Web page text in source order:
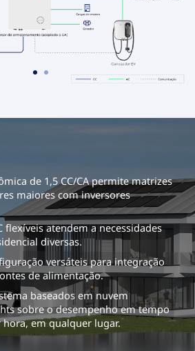
de 1,5 CC/CA permite matrizes
maiores com inversores
flexíveis atendem a necessidades
diversas.
versáteis para integração
de alimentação.
baseados em nuvem
sobre o desempenho em tempo
em qualquer lugar.